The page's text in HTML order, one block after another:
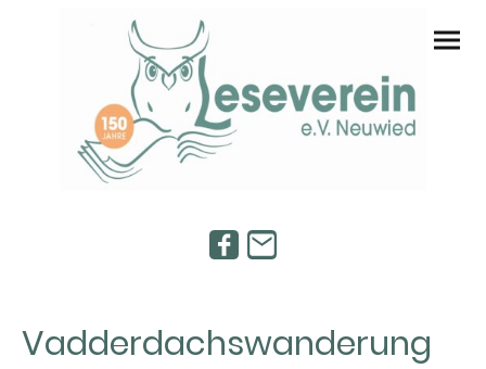
Vadderdachswanderung